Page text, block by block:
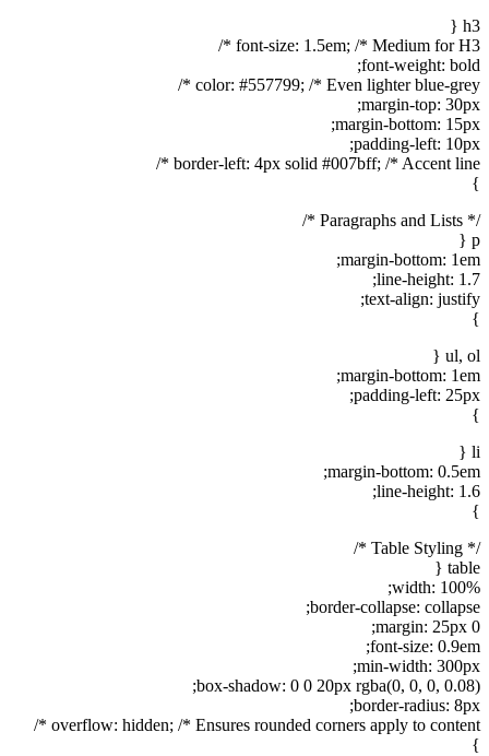
h3 {
font-size: 1.5em; /* Medium for H3 */
font-weight: bold;
color: #557799; /* Even lighter blue-grey */
margin-top: 30px;
margin-bottom: 15px;
padding-left: 10px;
border-left: 4px solid #007bff; /* Accent line */
}
/* Paragraphs and Lists */
p {
margin-bottom: 1em;
line-height: 1.7;
text-align: justify;
}
ul, ol {
margin-bottom: 1em;
padding-left: 25px;
}
li {
margin-bottom: 0.5em;
line-height: 1.6;
}
/* Table Styling */
table {
width: 100%;
border-collapse: collapse;
margin: 25px 0;
font-size: 0.9em;
min-width: 300px;
box-shadow: 0 0 20px rgba(0, 0, 0, 0.08);
border-radius: 8px;
overflow: hidden; /* Ensures rounded corners apply to content */
}